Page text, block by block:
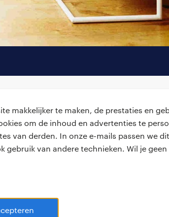
makkelijker te maken, de prestaties en
om de inhoud en advertenties te
van derden. In onze e-mails passen we
gebruik van andere technieken. Wil je
contact